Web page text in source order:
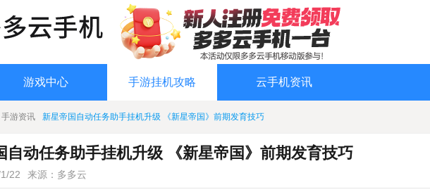
游戏中心 手游挂机攻略 云手机资讯
手游资讯 新星帝国自动任务助手挂机升级 《新星帝国》前期发育技巧
自动任务助手挂机升级 《新星帝国》前期发育技巧
22 来源：多多云